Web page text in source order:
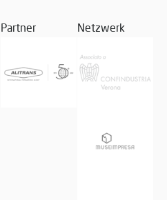
Partner Netzwerk